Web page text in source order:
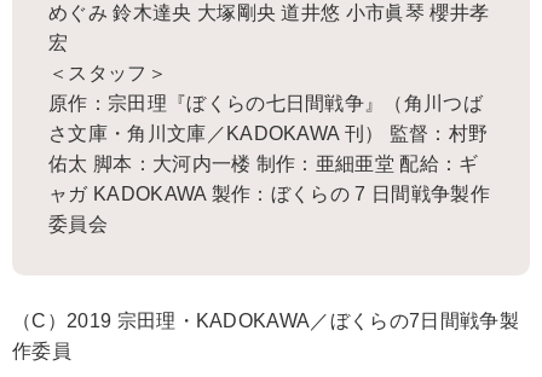
めぐみ 鈴木達央 大塚剛央 道井悠 小市眞琴 櫻井孝
宏
＜スタッフ＞
原作：宗田理『ぼくらの七日間戦争』（角川つば
さ文庫・角川文庫／KADOKAWA 刊） 監督：村野
佑太 脚本：大河内一楼 制作：亜細亜堂 配給：ギ
ャガ KADOKAWA 製作：ぼくらの 7 日間戦争製作
委員会
（C）2019 宗田理・KADOKAWA／ぼくらの7日間戦争製
作委員